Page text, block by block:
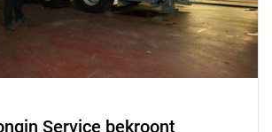
Service bekroont